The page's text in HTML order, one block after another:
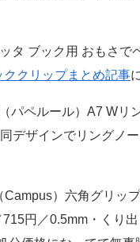
タ ブック用 おもさで
ククリップまとめ記事
パペルール）A7 Wリ
デザインでリングノ
）六角グリッ
円／0.5mm・くり